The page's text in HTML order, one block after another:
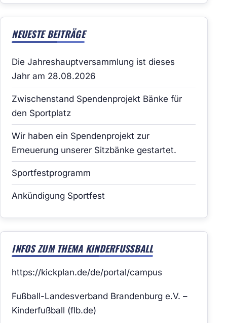
NEUESTE BEITRÄGE
Die Jahreshauptversammlung ist dieses
Jahr am 28.08.2026
Zwischenstand Spendenprojekt Bänke für
den Sportplatz
Wir haben ein Spendenprojekt zur
Erneuerung unserer Sitzbänke gestartet.
Sportfestprogramm
Ankündigung Sportfest
INFOS ZUM THEMA KINDERFUSSBALL
https://kickplan.de/de/portal/campus
Fußball-Landesverband Brandenburg e.V. –
Kinderfußball (flb.de)